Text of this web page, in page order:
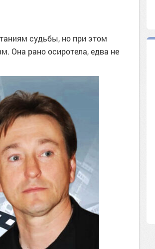
судьбы, но при этом
Она рано осиротела, едва не